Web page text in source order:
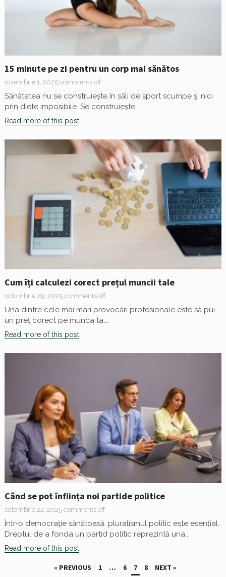
15 minute pe zi pentru un corp mai sănătos
noiembrie 1, 2025 comments off
Sănătatea nu se construiește în săli de sport scumpe și nici
prin diete imposibile. Se construiește...
Read more of this post
Cum îți calculezi corect prețul muncii tale
octombrie 29, 2025 comments off
Una dintre cele mai mari provocări profesionale este să pui
un preț corect pe munca ta....
Read more of this post
Când se pot înființa noi partide politice
octombrie 22, 2025 comments off
Într-o democrație sănătoasă, pluralismul politic este esențial.
Dreptul de a fonda un partid politic reprezintă una...
Read more of this post
« PREVIOUS 1 … 6 7 8 NEXT »